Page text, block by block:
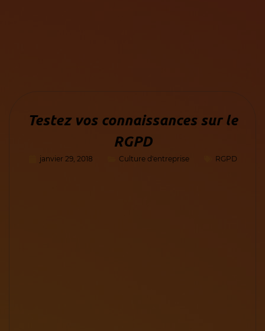
Testez vos connaissances sur le
RGPD
janvier 29, 2018 Culture d'entreprise RGPD